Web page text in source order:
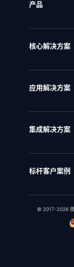
产品
■ BPI流程
■ BPE流程
核心解决方案
■ 流程资产
■ 流程运行
应用解决方案
■ IPD研发
■ RSM法规
集成解决方案
■ SAP流程
■ 金蝶流程
标杆客户案例
© 2017-2026 微